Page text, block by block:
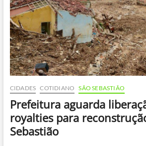
de
petróleo
gás
CIDADES COTIDIANO SÃO SEBASTIÃO
Prefeitura aguarda
royalties para
Sebastião